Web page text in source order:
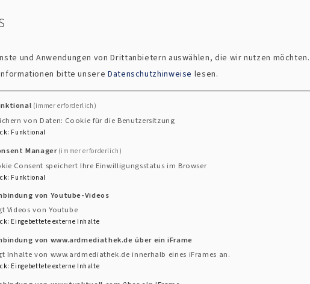
unbefristeten Arbeitsvertrag
und SuE-Zulage
Silvester, Buß- und Bettag) und 2 zus. Regenerationstage
Lebenslagen
humorvollen Team
uns einbringen.
und Anwendungen von Drittanbietern auswählen, die wir nutzen möchten.
bitte unsere Datenschutzhinweise lesen.
(immer erforderlich)
von Daten: Cookie für die Benutzersitzung
: Funktional
Manager (immer erforderlich)
Consent speichert Ihre Einwilligungsstatus im Browser
: Funktional
von Youtube-Videos
Videos von Youtube
: Eingebettete externe Inhalte
von www.ardmediathek.de über ein iFrame
Inhalte von www.ardmediathek.de innerhalb eines iFrames an.
: Eingebettete externe Inhalte